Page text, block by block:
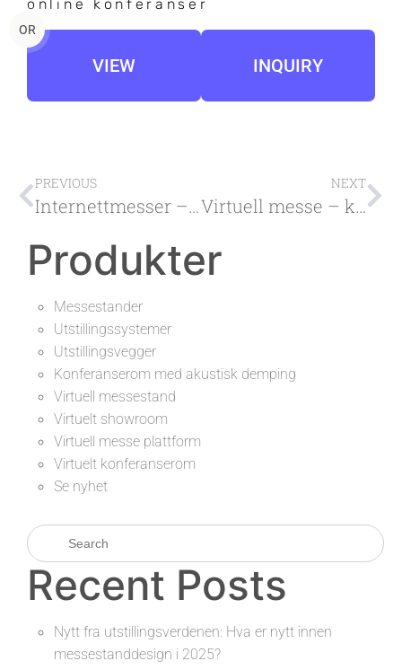
online konferanser
VIEW
OR
INQUIRY
PREVIOUS
Internettmesser – forberedelse, fordeler
NEXT
Virtuell messe – kurs, forberedelse
Produkter
Messestander
Utstillingssystemer
Utstillingsvegger
Konferanserom med akustisk demping
Virtuell messestand
Virtuelt showroom
Virtuell messe plattform
Virtuelt konferanserom
Se nyhet
Recent Posts
Nytt fra utstillingsverdenen: Hva er nytt innen
messestanddesign i 2025?